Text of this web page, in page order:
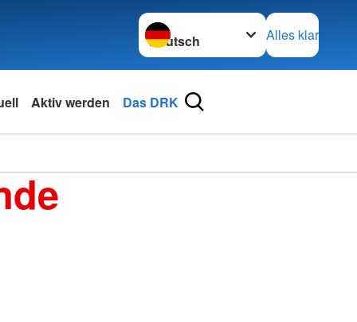
Sprache wechseln zu
Alles klar
Aktiv werden Das DRK